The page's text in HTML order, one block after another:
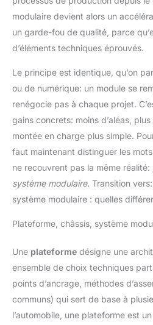
modulaire devient alors un
un garde-fou de qualité, parce
d’éléments techniques éprouvés.
Le principe est identique, qu’on
ou de numérique: un module se
renégocie pas à chaque projet.
gains concrets: moins d’aléas,
montée en charge plus simple.
faut maintenant distinguer les
ne recouvrent pas la même réalité:
système modulaire. Transition
système modulaire : quelles
Plateforme, châssis, système
Une plateforme désigne une
ensemble de choix techniques
points d’ancrage, méthodes
communs) qui sert de base à
l’automobile, une plateforme est